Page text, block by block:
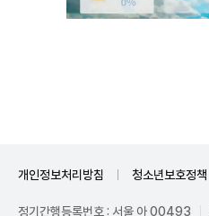
개인정보처리방침 청소년보호정책
정기간행등록번호 : 서울 아 00493